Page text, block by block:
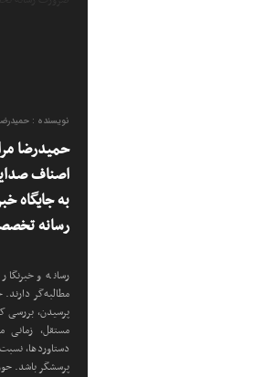
نویسنده :
حمیدرضا
اصناف
به جایگاه
رسانه
رسانه و
مطالبه‌گر
پرسیدن، بررسی
مستقل، زمانی
دستاوردها،
پرسشگر باشد.